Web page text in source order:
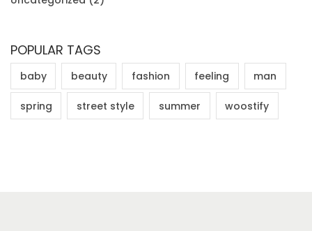
POPULAR TAGS
baby beauty fashion feeling man
spring street style summer woostify